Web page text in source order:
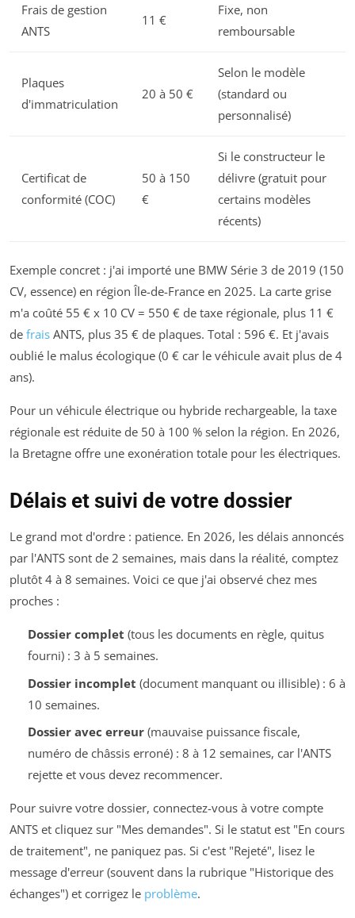
Frais de gestion
ANTS
11 €
Fixe, non
remboursable
Plaques
d'immatriculation
20 à 50 €
Selon le modèle
(standard ou
personnalisé)
Certificat de
conformité (COC)
50 à 150
€
Si le constructeur le
délivre (gratuit pour
certains modèles
récents)
Exemple concret : j'ai importé une BMW Série 3 de 2019 (150
CV, essence) en région Île-de-France en 2025. La carte grise
m'a coûté 55 € x 10 CV = 550 € de taxe régionale, plus 11 €
de frais ANTS, plus 35 € de plaques. Total : 596 €. Et j'avais
oublié le malus écologique (0 € car le véhicule avait plus de 4
ans).
Pour un véhicule électrique ou hybride rechargeable, la taxe
régionale est réduite de 50 à 100 % selon la région. En 2026,
la Bretagne offre une exonération totale pour les électriques.
Délais et suivi de votre dossier
Le grand mot d'ordre : patience. En 2026, les délais annoncés
par l'ANTS sont de 2 semaines, mais dans la réalité, comptez
plutôt 4 à 8 semaines. Voici ce que j'ai observé chez mes
proches :
Dossier complet (tous les documents en règle, quitus
fourni) : 3 à 5 semaines.
Dossier incomplet (document manquant ou illisible) : 6 à
10 semaines.
Dossier avec erreur(mauvaise puissance fiscale,
numéro de châssis erroné) : 8 à 12 semaines, car l'ANTS
rejette et vous devez recommencer.
Pour suivre votre dossier, connectez-vous à votre compte
ANTS et cliquez sur "Mes demandes". Si le statut est "En cours
de traitement", ne paniquez pas. Si c'est "Rejeté", lisez le
message d'erreur (souvent dans la rubrique "Historique des
échanges") et corrigez le problème.